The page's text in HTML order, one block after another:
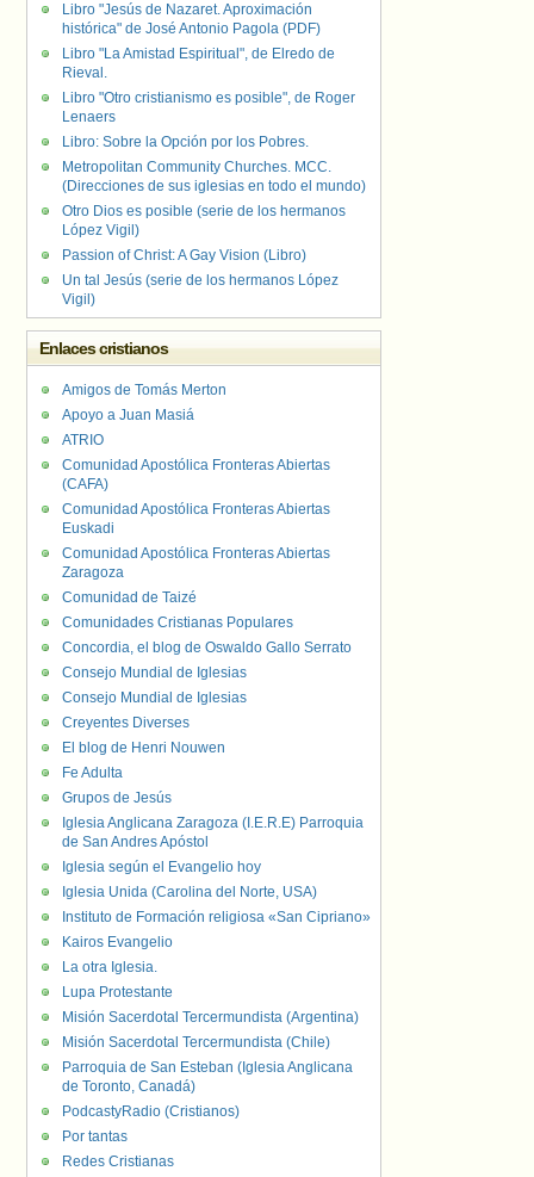
Libro "Jesús de Nazaret. Aproximación
histórica" de José Antonio Pagola (PDF)
Libro "La Amistad Espiritual", de Elredo de
Rieval.
Libro "Otro cristianismo es posible", de Roger
Lenaers
Libro: Sobre la Opción por los Pobres.
Metropolitan Community Churches. MCC.
(Direcciones de sus iglesias en todo el mundo)
Otro Dios es posible (serie de los hermanos
López Vigil)
Passion of Christ: A Gay Vision (Libro)
Un tal Jesús (serie de los hermanos López
Vigil)
Enlaces cristianos
Amigos de Tomás Merton
Apoyo a Juan Masiá
ATRIO
Comunidad Apostólica Fronteras Abiertas
(CAFA)
Comunidad Apostólica Fronteras Abiertas
Euskadi
Comunidad Apostólica Fronteras Abiertas
Zaragoza
Comunidad de Taizé
Comunidades Cristianas Populares
Concordia, el blog de Oswaldo Gallo Serrato
Consejo Mundial de Iglesias
Consejo Mundial de Iglesias
Creyentes Diverses
El blog de Henri Nouwen
Fe Adulta
Grupos de Jesús
Iglesia Anglicana Zaragoza (I.E.R.E) Parroquia
de San Andres Apóstol
Iglesia según el Evangelio hoy
Iglesia Unida (Carolina del Norte, USA)
Instituto de Formación religiosa «San Cipriano»
Kairos Evangelio
La otra Iglesia.
Lupa Protestante
Misión Sacerdotal Tercermundista (Argentina)
Misión Sacerdotal Tercermundista (Chile)
Parroquia de San Esteban (Iglesia Anglicana
de Toronto, Canadá)
PodcastyRadio (Cristianos)
Por tantas
Redes Cristianas